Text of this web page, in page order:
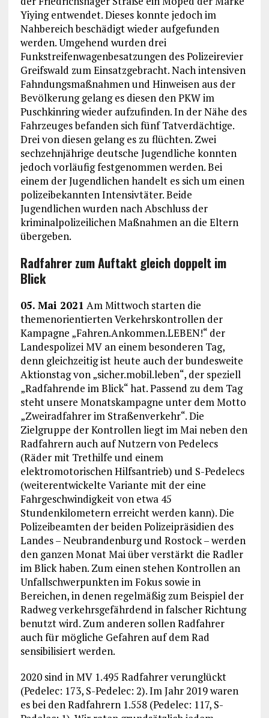
Yiying entwendet. Dieses konnte jedoch im
Nahbereich beschädigt wieder aufgefunden
werden. Umgehend wurden drei
Funkstreifenwagenbesatzungen des Polizeirevier
Greifswald zum Einsatzgebracht. Nach intensiven
Fahndungsmaßnahmen und Hinweisen aus der
Bevölkerung gelang es diesen den PKW im
Puschkinring wieder aufzufinden. In der Nähe des
Fahrzeuges befanden sich fünf Tatverdächtige.
Drei von diesen gelang es zu flüchten. Zwei
sechzehnjährige deutsche Jugendliche konnten
jedoch vorläufig festgenommen werden. Bei
einem der Jugendlichen handelt es sich um einen
polizeibekannten Intensivtäter. Beide
Jugendlichen wurden nach Abschluss der
kriminalpolizeilichen Maßnahmen an die Eltern
übergeben.
Radfahrer zum Auftakt gleich doppelt im
Blick
05. Mai 2021 Am Mittwoch starten die
themenorientierten Verkehrskontrollen der
Kampagne „Fahren.Ankommen.LEBEN!“ der
Landespolizei MV an einem besonderen Tag,
denn gleichzeitig ist heute auch der bundesweite
Aktionstag von „sicher.mobil.leben“, der speziell
„Radfahrende im Blick“ hat. Passend zu dem Tag
steht unsere Monatskampagne unter dem Motto
„Zweiradfahrer im Straßenverkehr“. Die
Zielgruppe der Kontrollen liegt im Mai neben den
Radfahrern auch auf Nutzern von Pedelecs
(Räder mit Trethilfe und einem
elektromotorischen Hilfsantrieb) und S-Pedelecs
(weiterentwickelte Variante mit der eine
Fahrgeschwindigkeit von etwa 45
Stundenkilometern erreicht werden kann). Die
Polizeibeamten der beiden Polizeipräsidien des
Landes – Neubrandenburg und Rostock – werden
den ganzen Monat Mai über verstärkt die Radler
im Blick haben. Zum einen stehen Kontrollen an
Unfallschwerpunkten im Fokus sowie in
Bereichen, in denen regelmäßig zum Beispiel der
Radweg verkehrsgefährdend in falscher Richtung
benutzt wird. Zum anderen sollen Radfahrer
auch für mögliche Gefahren auf dem Rad
sensibilisiert werden.
2020 sind in MV 1.495 Radfahrer verunglückt
(Pedelec: 173, S-Pedelec: 2). Im Jahr 2019 waren
es bei den Radfahrern 1.558 (Pedelec: 117, S-